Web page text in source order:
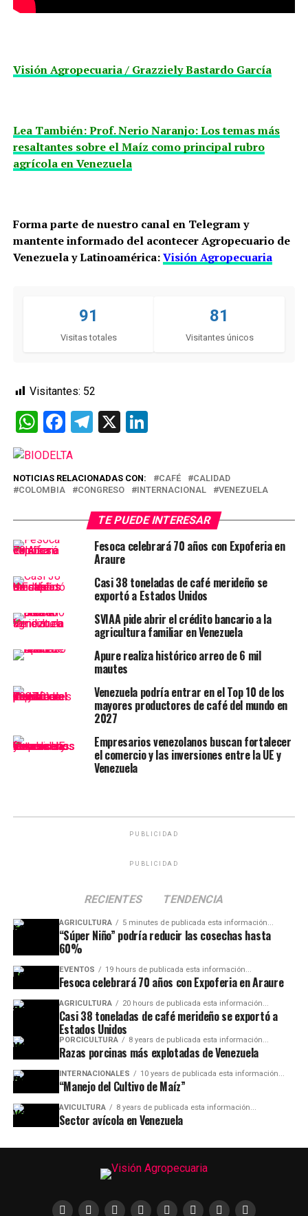
Visión Agropecuaria / Grazziely Bastardo García
Lea También: Prof. Nerio Naranjo: Los temas más
resaltantes sobre el Maíz como principal rubro
agrícola en Venezuela
Forma parte de nuestro canal en Telegram y
mantente informado del acontecer Agropecuario de
Venezuela y Latinoamérica:Visión Agropecuaria
91
Visitas totales
81
Visitantes únicos
Visitantes: 52
WhatsApp
Facebook
Telegram
X LinkedIn
NOTICIAS RELACIONADAS CON: CAFÉ
CALIDAD
COLOMBIA
CONGRESO INTERNACIONAL VENEZUELA
TE PUEDE INTERESAR
Fesoca celebrará 70 años con Expoferia en
Araure
Casi 38 toneladas de café merideño se
exportó a Estados Unidos
SVIAA pide abrir el crédito bancario a la
agricultura familiar en Venezuela
Apure realiza histórico arreo de 6 mil
mautes
Venezuela podría entrar en el Top 10 de los
mayores productores de café del mundo en
2027
Empresarios venezolanos buscan fortalecer
el comercio y las inversiones entre la UE y
Venezuela
PUBLICIDAD
PUBLICIDAD
RECIENTES TENDENCIA
AGRICULTURA 5 minutes de publicada esta información...
“Súper Niño” podría reducir las cosechas hasta
60%
EVENTOS 19 hours de publicada esta información...
Fesoca celebrará 70 años con Expoferia en Araure
AGRICULTURA 20 hours de publicada esta información...
Casi 38 toneladas de café merideño se exportó a
Estados Unidos
PORCICULTURA 8 years de publicada esta información...
Razas porcinas más explotadas de Venezuela
INTERNACIONALES 10 years de publicada esta información...
“Manejo del Cultivo de Maíz”
AVICULTURA 8 years de publicada esta información...
Sector avícola en Venezuela